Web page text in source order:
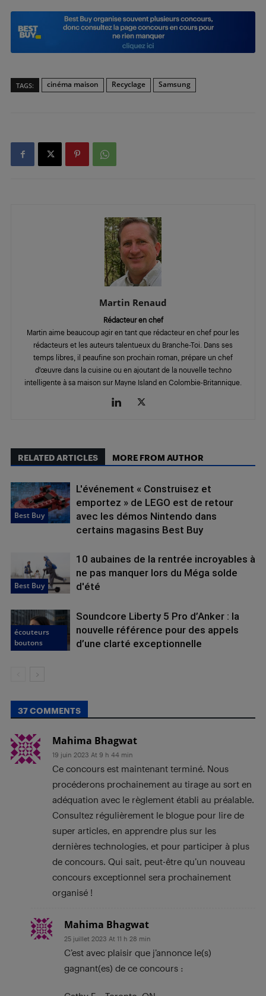
TAGS: cinéma maison Recyclage Samsung
Martin Renaud
Rédacteur en chef
Martin aime beaucoup agir en tant que rédacteur en chef pour les
rédacteurs et les auteurs talentueux du Branche-Toi. Dans ses
temps libres, il peaufine son prochain roman, prépare un chef
d’œuvre dans la cuisine ou en ajoutant de la nouvelle techno
intelligente à sa maison sur Mayne Island en Colombie-Britannique.
RELATED ARTICLES MORE FROM AUTHOR
Best Buy
L'événement « Construisez et
emportez » de LEGO est de retour
avec les démos Nintendo dans
certains magasins Best Buy
Best Buy
10 aubaines de la rentrée incroyables à
ne pas manquer lors du Méga solde
d'été
écouteurs
boutons
Soundcore Liberty 5 Pro d’Anker : la
nouvelle référence pour des appels
d’une clarté exceptionnelle
37 COMMENTS
Mahima Bhagwat
19 juin 2023 At 9 h 44 min
Ce concours est maintenant terminé. Nous
procéderons prochainement au tirage au sort en
adéquation avec le règlement établi au préalable.
Consultez régulièrement le blogue pour lire de
super articles, en apprendre plus sur les
dernières technologies, et pour participer à plus
de concours. Qui sait, peut-être qu’un nouveau
concours exceptionnel sera prochainement
organisé !
Mahima Bhagwat
25 juillet 2023 At 11 h 28 min
C’est avec plaisir que j’annonce le(s)
gagnant(es) de ce concours :